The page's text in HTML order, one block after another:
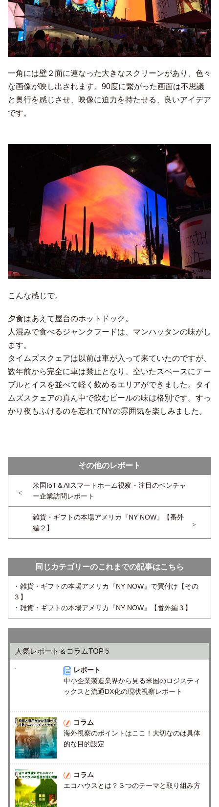
一角には壁２面に連なった大きなスクリーンがあり、色々
な画像が映し出されます。90度に繋がった画面は不思議
と奥行を感じさせ、映像に迫力を持たせる、良いアイデア
です。
こんな感じで。
夕食はあえて屋台のホットドック。
人混みで食べるジャンクフードは、マンハッタンの味がし
ます。
タイムズスクェアは以前は車が入って来ていたのですが、
数年前から完全に車は禁止となり、空いたスペースにテー
ブルとイスを並べて軽く飲めるエリアができました。タイ
ムズスクェアの真ん中で飲むビールの味は格別です。すっ
かり夜もふけるのを忘れてNYの雰囲気を楽しみました。
その他のレポート
米国IoT＆AIスマートホーム視察・注目のベンチャ
ー企業訪問レポート
雑貨・ギフトの本場アメリカ『NY NOW』【番外
編２】
同じカテゴリーのこれまでの記事はこちら
・雑貨・ギフトの本場アメリカ『NY NOW』で買付け【その
３】
・雑貨・ギフトの本場アメリカ『NY NOW』【番外編３】
人気レポート＆コラムTOP５
レポート
中小企業製造業界から見る米国のロジスティ
ックスと流通DX化の現状視察レポート
コラム
海外視察のポイントはここ！大切なのは具体
的な目的設定
コラム
エコハウスとは？３つのテーマと取り組み方